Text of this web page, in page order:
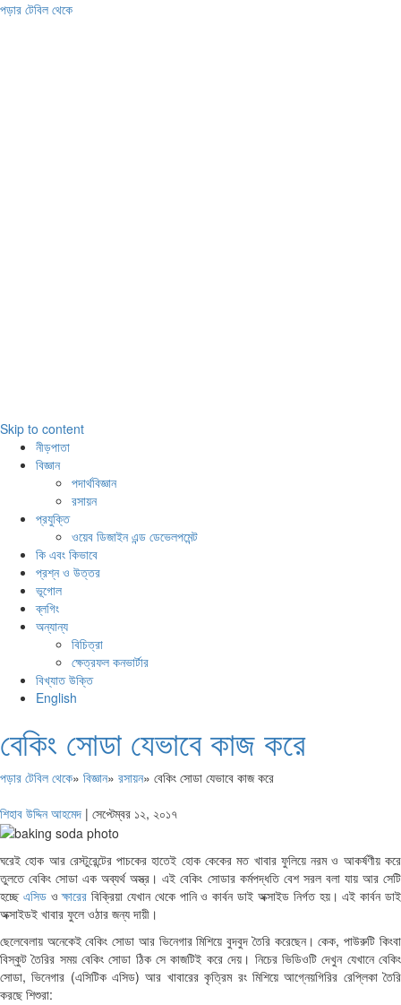
পড়ার টেবিল থেকে
Skip to content
নীড়পাতা
বিজ্ঞান
পদার্থবিজ্ঞান
রসায়ন
প্রযুক্তি
ওয়েব ডিজাইন এন্ড ডেভেলপমেন্ট
কি এবং কিভাবে
প্রশ্ন ও উত্তর
ভূগোল
ব্লগিং
অন্যান্য
বিচিত্রা
ক্ষেত্রফল কনভার্টার
বিখ্যাত উক্তি
English
বেকিং সোডা যেভাবে কাজ করে
পড়ার টেবিল থেকে» বিজ্ঞান» রসায়ন» বেকিং সোডা যেভাবে কাজ করে
শিহাব উদ্দিন আহমেদ | সেপ্টেম্বর ১২, ২০১৭
ঘরেই হোক আর রেস্টুরেন্টের পাচকের হাতেই হোক কেকের মত খাবার ফুলিয়ে নরম ও আকর্ষণীয় করে
তুলতে বেকিং সোডা এক অব্যর্থ অস্ত্র। এই বেকিং সোডার কর্মপদ্ধতি বেশ সরল বলা যায় আর সেটি
হচ্ছে এসিডওক্ষারের বিক্রিয়া যেখান থেকে পানি ও কার্বন ডাই অক্সাইড নির্গত হয়। এই কার্বন ডাই
অক্সাইডই খাবার ফুলে ওঠার জন্য দায়ী।
ছেলেবেলায় অনেকেই বেকিং সোডা আর ভিনেগার মিশিয়ে বুদবুদ তৈরি করেছেন। কেক, পাউরুটি কিংবা
বিস্কুট তৈরির সময় বেকিং সোডা ঠিক সে কাজটিই করে দেয়। নিচের ভিডিওটি দেখুন যেখানে বেকিং
সোডা, ভিনেগার (এসিটিক এসিড) আর খাবারের কৃত্রিম রং মিশিয়ে আগ্নেয়গিরির রেপ্লিকা তৈরি
করছে শিশুরা: